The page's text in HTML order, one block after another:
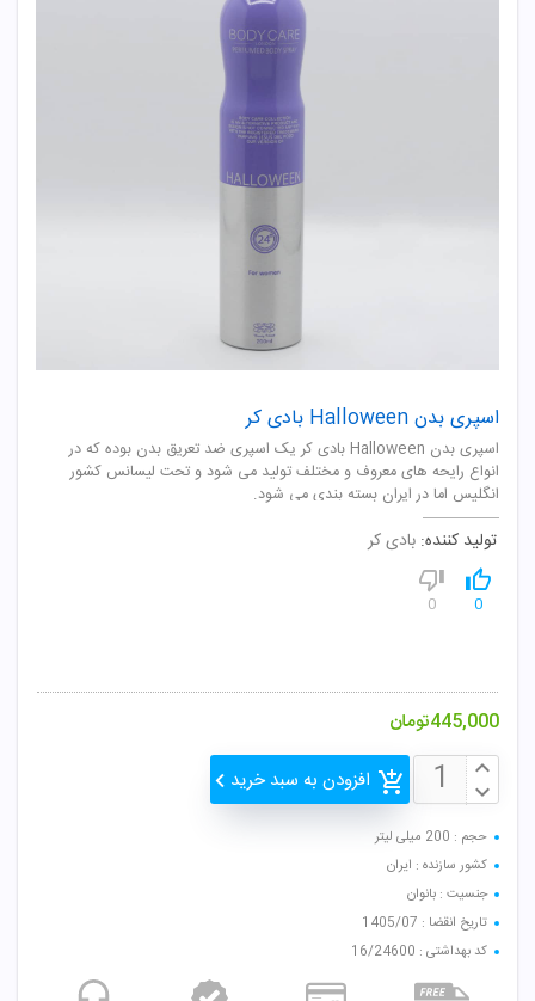
اسپری بدن Halloween بادی کر
اسپری بدن Halloween بادی کر یک اسپری ضد تعریق بدن بوده که در
انواع رایحه های معروف و مختلف تولید می شود و تحت لیسانس کشور
انگلیس اما در ایران بسته بندی می شود.
تولید کننده: بادی کر
0
0
445,000تومان
افزودن به سبد خرید
حجم : 200 میلی لیتر
کشور سازنده : ایران
جنسیت : بانوان
تاریخ انقضا : 1405/07
کد بهداشتی : 16/24600